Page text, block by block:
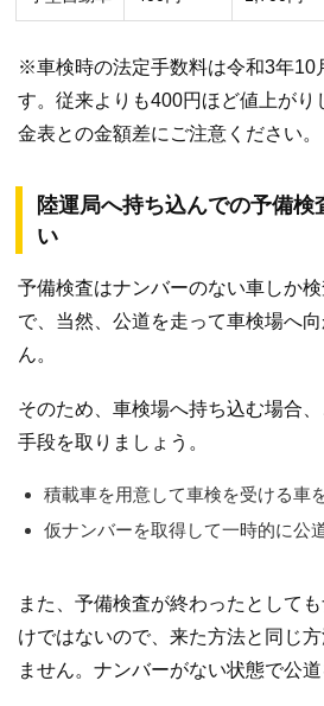
※車検時の法定手数料は令和3年10
す。従来よりも400円ほど値上がり
金表との金額差にご注意ください。
陸運局へ持ち込んでの予備検
い
予備検査はナンバーのない車しか
で、当然、公道を走って車検場へ
ん。
そのため、車検場へ持ち込む場合
手段を取りましょう。
積載車を用意して車検を受ける車
仮ナンバーを取得して一時的に公
また、予備検査が終わったとして
けではないので、来た方法と同じ
ません。ナンバーがない状態で公